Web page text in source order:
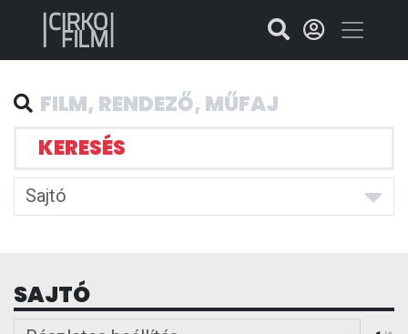
KERESÉS
Sajtó
SAJTÓ